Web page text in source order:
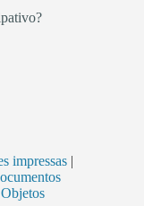
impressas |
Objetos